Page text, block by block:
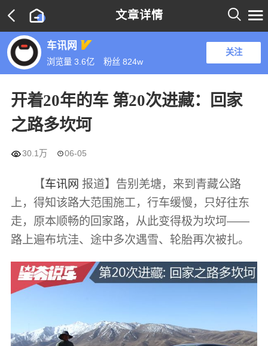
文章详情  
车讯网
浏览量 3.6亿 粉丝 824w
关注
开着20年的车 第20次进藏：回家
之路多坎坷
30.1万 06-05
【车讯网 报道】告别羌塘，来到青藏公路
上，得知该路大范围施工，行车缓慢，只好往东
走，原本顺畅的回家路，从此变得极为坎坷——
路上遍布坑洼、途中多次遇雪、轮胎再次被扎。